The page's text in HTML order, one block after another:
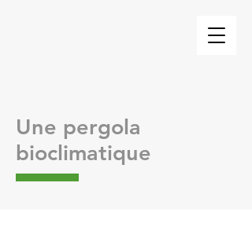
Une pergola
bioclimatique